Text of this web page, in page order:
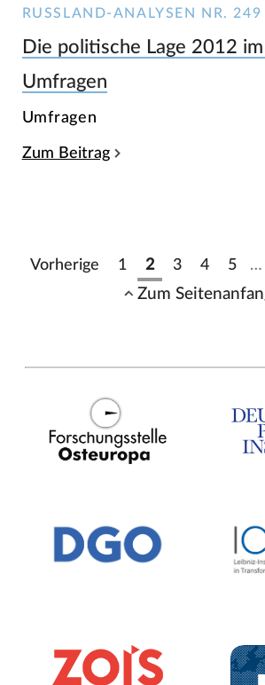
RUSSLAND-ANALYSEN NR.
Die politische Lage 2012
Umfragen
Umfragen
Zum Beitrag
Vorherige 1 2 3 4 5 …
Zum